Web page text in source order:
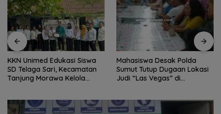
KKN Unimed Edukasi Siswa
SD Telaga Sari, Kecamatan
Tanjung Morawa Kelola
Mahasiswa Desak Polda
Sumut Tutup Dugaan Lokasi
Judi “Las Vegas” di